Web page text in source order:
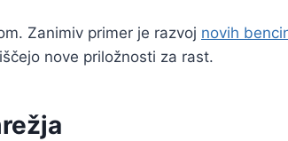
Zanimiv primer je razvoj novih
nove priložnosti za rast.